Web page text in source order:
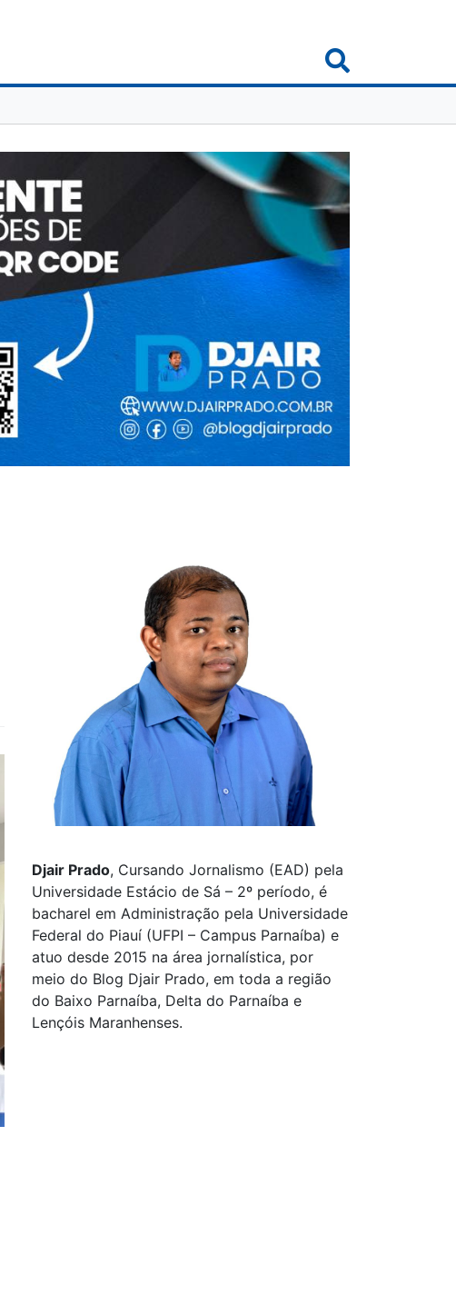
Djair Prado, Cursando Jornalismo (EAD) pela
Universidade Estácio de Sá – 2º período, é
bacharel em Administração pela Universidade
Federal do Piauí (UFPI – Campus Parnaíba) e
atuo desde 2015 na área jornalística, por
meio do Blog Djair Prado, em toda a região
do Baixo Parnaíba, Delta do Parnaíba e
Lençóis Maranhenses.